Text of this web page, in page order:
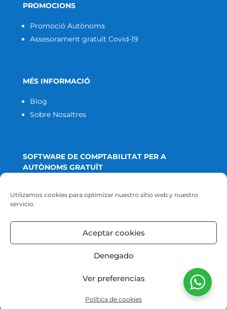
Utilizamos cookies para optimizar nuestro sitio web y nuestro
servicio.
Aceptar cookies
Denegado
Ver preferencias
Política de cookies
PROMOCIONS
Promoció Autònoms
Assesorament gratuït Covid-19
MÉS INFORMACIÓ
Blog
Sobre Nosaltres
SOFTWARE DE COMPTABILITAT PER A
AUTÒNOMS GRATUÏT
CONTABILUS
GDP Gestoria de Pimes ©
Política de privacitat